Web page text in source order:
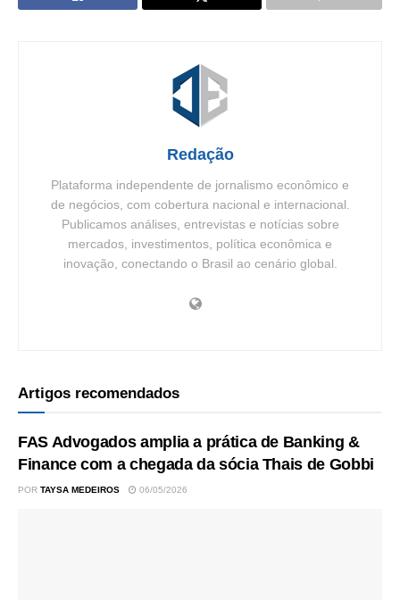
Redação
Plataforma independente de jornalismo econômico e
de negócios, com cobertura nacional e internacional.
Publicamos análises, entrevistas e notícias sobre
mercados, investimentos, política econômica e
inovação, conectando o Brasil ao cenário global.
Artigos recomendados
FAS Advogados amplia a prática de Banking &
Finance com a chegada da sócia Thais de Gobbi
POR TAYSA MEDEIROS 06/05/2026